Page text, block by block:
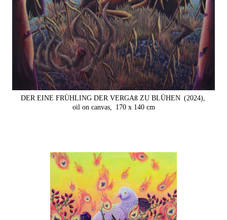
DER EINE FRÜHLING DER VERGAß ZU BLÜHEN (2024),
oil on canvas,
170 x 140 cm